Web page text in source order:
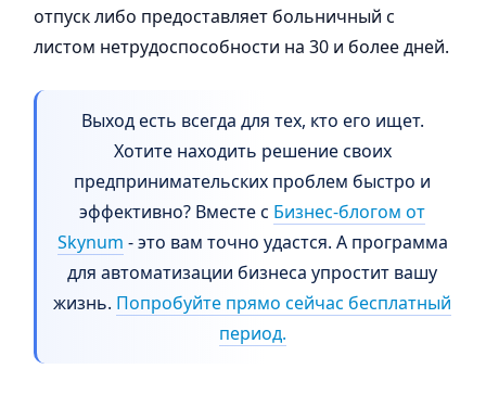
отпуск либо предоставляет больничный с
листом нетрудоспособности на 30 и более дней.
Выход есть всегда для тех, кто его ищет.
Хотите находить решение своих
предпринимательских проблем быстро и
эффективно? Вместе с Бизнес-блогом от
Skynum - это вам точно удастся. А программа
для автоматизации бизнеса упростит вашу
жизнь. Попробуйте прямо сейчас бесплатный
период.